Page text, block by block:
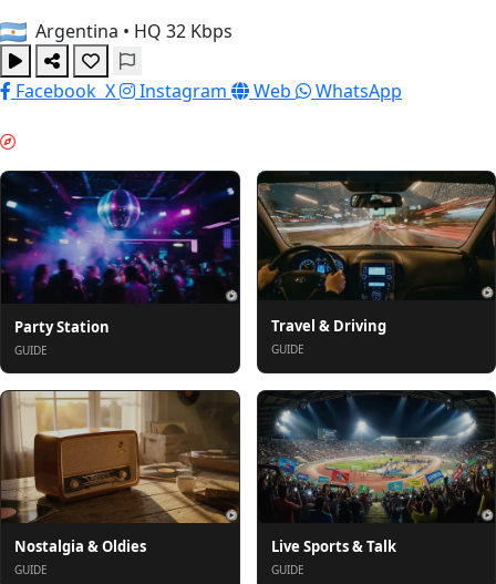
Argentina • HQ 32 Kbps
Facebook X Instagram Web WhatsApp
Party Station
GUIDE
Travel & Driving
GUIDE
Nostalgia & Oldies
GUIDE
Live Sports & Talk
GUIDE